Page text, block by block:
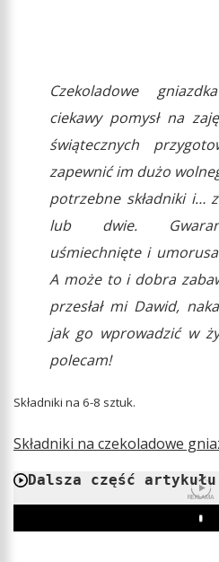
Czekoladowe
ciekawy pomysł na
świątecznych
zapewnić im dużo
potrzebne składniki i…
lub dwie.
uśmiechnięte i
A może to i dobra
przesłał mi Dawid,
jak go wprowadzić w
polecam!
Składniki na 6-8 sztuk.
Składniki na czekoladowe
Dalsza część
REKLAMA